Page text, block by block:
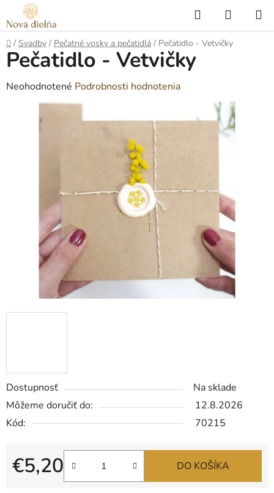
Prejsť
na
obsah
Hľadať
KOŠÍK
Domov
/ Svadby / Pečatné vosky a pečatidlá / Pečatidlo - Vetvičky
Dostupnosť
Na sklade
Môžeme doručiť do:
12.8.2026
Kód:
70215
€5,20
Jednotková cena:
DO KOŠÍKA
Pečatidlo - Vetvičky
Priemerné
hodnotenie
produktu
hviezdičiek.
Neohodnotené Podrobnosti hodnotenia